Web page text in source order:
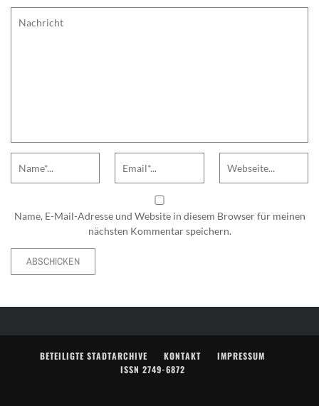
Name, E-Mail-Adresse und Website in diesem Browser für meinen
nächsten Kommentar speichern.
BETEILIGTE STADTARCHIVE KONTAKT
IMPRESSUM
ISSN 2749-6872